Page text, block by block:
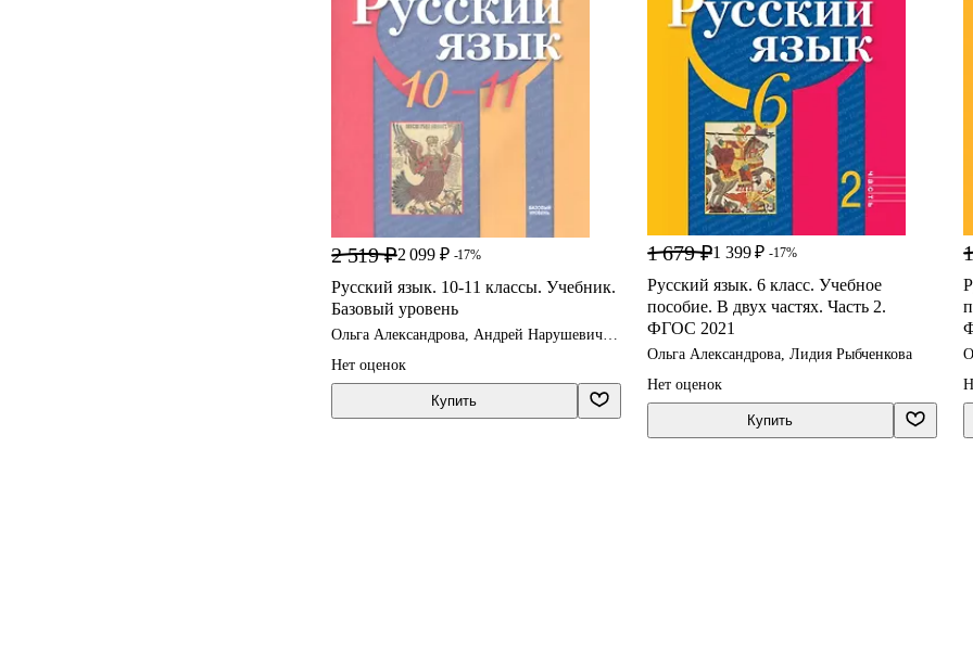
2 519 ₽2 099 ₽ -17%
Русский язык. 10-11 классы. Учебник.
Базовый уровень
Ольга Александрова, Андрей Нарушевич,
Нет оценок
Купить
1 679 ₽1 399 ₽ -17%
Русский язык. 6 класс. Учебное
пособие. В двух частях. Часть 2.
ФГОС 2021
Ольга Александрова, Лидия Рыбченкова
Нет оценок
Купить